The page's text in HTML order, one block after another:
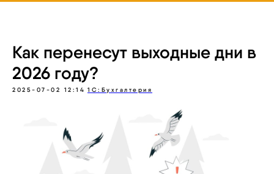
Как перенесут выходные дни в
2026 году?
2025-07-02 12:14 1С:Бухгалтерия